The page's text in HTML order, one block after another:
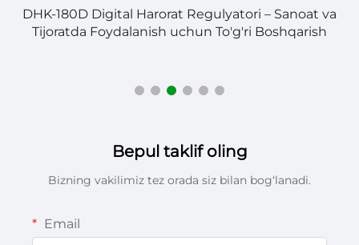
DHK-180D Digital Harorat Regulyatori – Sanoat va
Tijoratda Foydalanish uchun To'g'ri Boshqarish
Bepul taklif oling
Bizning vakilimiz tez orada siz bilan bog‘lanadi.
Email